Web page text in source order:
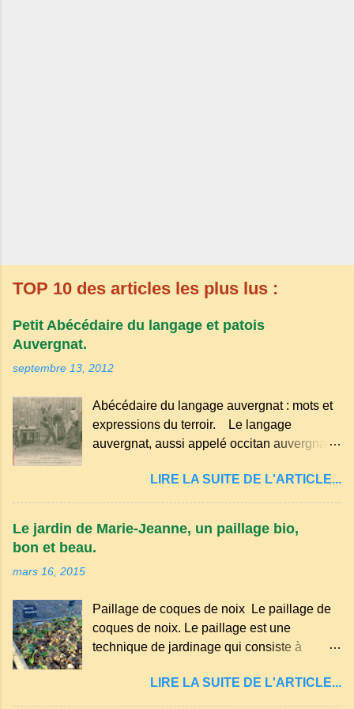
TOP 10 des articles les plus lus :
Petit Abécédaire du langage et patois
Auvergnat.
septembre 13, 2012
Abécédaire du langage auvergnat : mots et
expressions du terroir. Le langage
auvergnat, aussi appelé occitan auvergnat ,
principalement en Auvergne et dans
certaines parties du Massif central . Il
appartient à la famille des langues romanes
et est classé parmi les dialectes du nord-
Par exemple, on trouve des mots typiques
comme "agourer" (s'accroupir) ou "aze"
(âne, utilisé aussi pour désigner quelqu'un
Auvergne particulièrement du Puy-de-
LIRE LA SUITE DE L'ARTICLE...
Le jardin de Marie-Jeanne, un paillage bio,
bon et beau.
mars 16, 2015
Paillage de coques de noix Le paillage de
coques de noix. Le paillage est une
technique de jardinage qui consiste à
organiques, minéraux ou synthétiques pour
le protéger et améliorer sa fertilité. Il
LIRE LA SUITE DE L'ARTICLE...